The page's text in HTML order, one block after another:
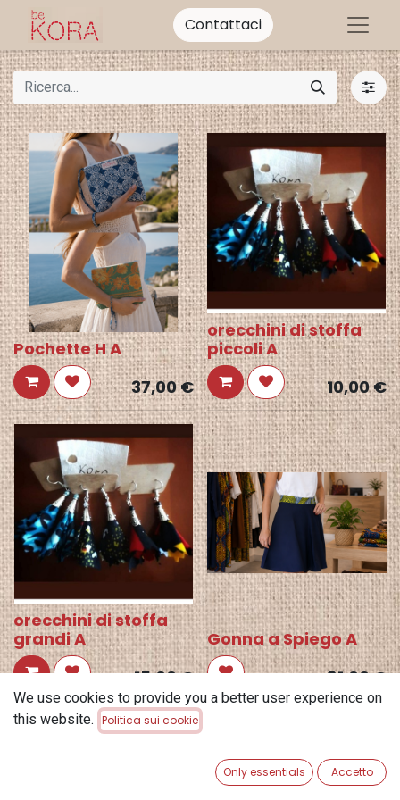
Contattaci
Pochette H A
37,00€
orecchini di stoffa
piccoli A
10,00€
orecchini di stoffa
grandi A
15,00€
Gonna a Spiego A
81,00€
We use cookies to provide you a better user experience on
this website. Politica sui cookie
Only essentials Accetto